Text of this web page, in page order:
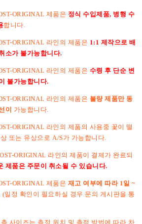
ORIGINAL 제품은 정식 수입제품, 병행 수
합니다.
ORIGINAL 라인의 제품은 1:1 제작으로 배
소가 불가능합니다.
ORIGINAL 라인의 제품은 수령 후 단순 변
불가능합니다.
ORIGINAL 라인의 제품은 불량 제품만 동
이
가능합니다.
ORIGINAL 라인의 제품의 사용중 꽃이 떨
또는 유상으로 A/S가 가능합니다.
ORIGINAL 라인의 제품이 결제가 완료되
제품은 주문이 취소될 수 있습니다.
ORIGINAL 제품은 재고 여부에 따라 1일 ~
(일정 확인이 필요하실 경우 문의 게시판을 통
사이즈는 측정 위치 및 측정 방법에 따라 차